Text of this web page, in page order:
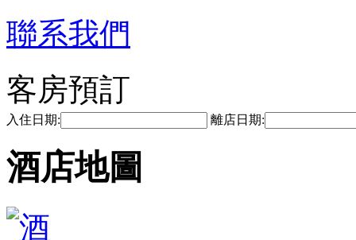
聯系我們
客房預訂
入住日期: 離店日期:
酒店地圖